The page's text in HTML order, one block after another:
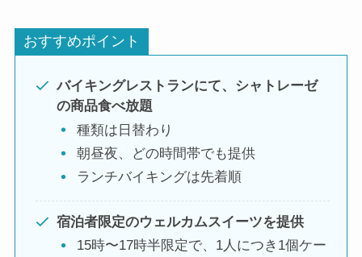
おすすめポイント
バイキングレストランにて、シャトレーゼ
の商品食べ放題
種類は日替わり
朝昼夜、どの時間帯でも提供
ランチバイキングは先着順
宿泊者限定のウェルカムスイーツを提供
15時〜17時半限定で、1人につき1個ケー